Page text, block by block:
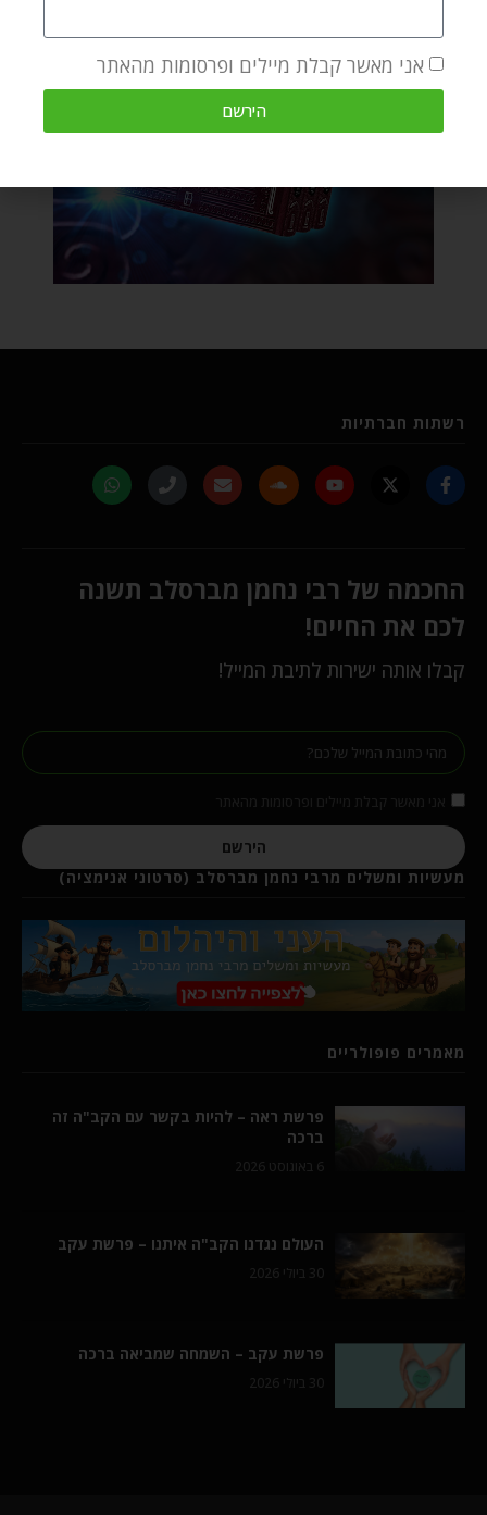
רשתות חברתיות
החכמה של רבי נחמן מברסלב תשנה
לכם את החיים!
קבלו אותה ישירות לתיבת המייל!
הירשם
מעשיות ומשלים מרבי נחמן מברסלב (סרטוני אנימציה)
מאמרים פופולריים
פרשת ראה – להיות בקשר עם הקב"ה זה
ברכה
6 באוגוסט 2026
העולם נגדנו הקב"ה איתנו – פרשת עקב
30 ביולי 2026
פרשת עקב – השמחה שמביאה ברכה
30 ביולי 2026
אני מאשר קבלת מיילים ופרסומות מהאתר
הירשם